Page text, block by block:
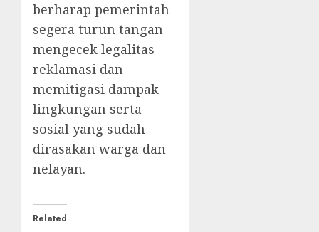
berharap pemerintah
segera turun tangan
mengecek legalitas
reklamasi dan
memitigasi dampak
lingkungan serta
sosial yang sudah
dirasakan warga dan
nelayan.
Related